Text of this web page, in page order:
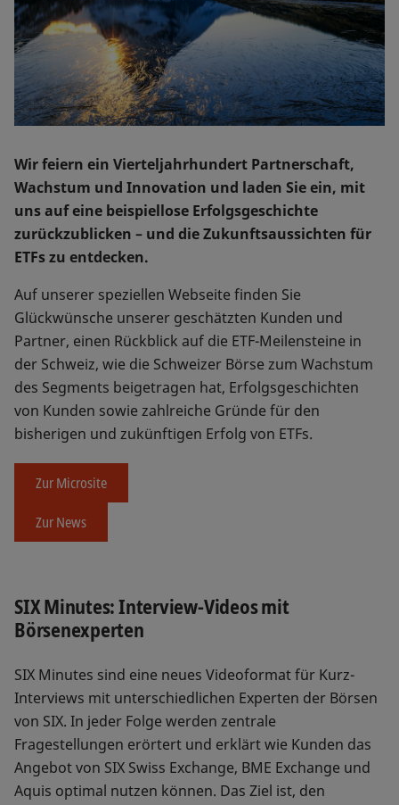
Wir feiern ein Vierteljahrhundert Partnerschaft,
Wachstum und Innovation und laden Sie ein, mit
uns auf eine beispiellose Erfolgsgeschichte
zurückzublicken – und die Zukunftsaussichten für
ETFs zu entdecken.
Auf unserer speziellen Webseite finden Sie
Glückwünsche unserer geschätzten Kunden und
Partner, einen Rückblick auf die ETF-Meilensteine in
der Schweiz, wie die Schweizer Börse zum Wachstum
des Segments beigetragen hat, Erfolgsgeschichten
von Kunden sowie zahlreiche Gründe für den
bisherigen und zukünftigen Erfolg von ETFs.
Zur Microsite
Zur News
SIX Minutes: Interview-Videos mit
Börsenexperten
SIX Minutes sind eine neues Videoformat für Kurz-
Interviews mit unterschiedlichen Experten der Börsen
von SIX. In jeder Folge werden zentrale
Fragestellungen erörtert und erklärt wie Kunden das
Angebot von SIX Swiss Exchange, BME Exchange und
Aquis optimal nutzen können. Das Ziel ist, den